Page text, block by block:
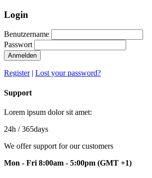
Login
Benutzername
Passwort
Anmelden
Register| Lost your password?
Support
Lorem ipsum dolor sit amet:
24h / 365days
We offer support for our customers
Mon - Fri 8:00am - 5:00pm (GMT +1)